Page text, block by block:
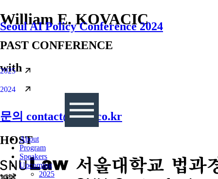
콘텐츠로
건너뛰기
Seoul AI Policy Conference 2024
with
About
Program
Speakers
Upcoming
2025
William E. KOVACIC
PAST CONFERENCE
2025
2024
문의 contact@sapi.co.kr
HOST